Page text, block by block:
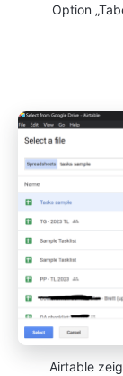
Option
Airtable